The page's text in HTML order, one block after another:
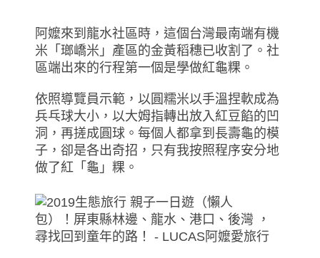
阿嬤來到龍水社區時，這個台灣最南端有機
米「瑯嶠米」產區的金黃稻穗已收割了。社
區端出來的行程第一個是學做紅龜粿。
依照導覽員示範，以圓糯米以手溫捏軟成為
兵乓球大小，以大姆指轉出放入紅豆餡的凹
洞，再搓成圓球。每個人都拿到長壽龜的模
子，卻是各出奇招，只有我按照程序安分地
做了紅「龜」粿。